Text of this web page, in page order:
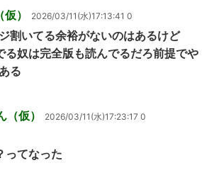
） 2026/03/11(水)17:13:41 0
割いてる余裕がないのはあるけど
る奴は完全版も読んでるだろ前提でや
る
（仮） 2026/03/11(水)17:23:17 0
ってなった